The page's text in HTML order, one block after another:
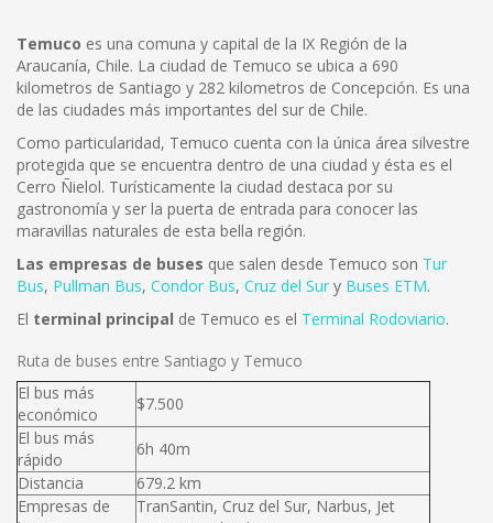
Temuco es una comuna y capital de la IX Región de la
Araucanía, Chile. La ciudad de Temuco se ubica a 690
kilometros de Santiago y 282 kilometros de Concepción. Es una
de las ciudades más importantes del sur de Chile.
Como particularidad, Temuco cuenta con la única área silvestre
protegida que se encuentra dentro de una ciudad y ésta es el
Cerro Ñielol. Turísticamente la ciudad destaca por su
gastronomía y ser la puerta de entrada para conocer las
maravillas naturales de esta bella región.
Las empresas de buses que salen desde Temuco son Tur
Bus, Pullman Bus, Condor Bus, Cruz del Sur y Buses ETM.
El terminal principal de Temuco es el Terminal Rodoviario.
Ruta de buses entre Santiago y Temuco
El bus más
económico
$7.500
El bus más
rápido
6h 40m
Distancia
679.2 km
Empresas de
TranSantin, Cruz del Sur, Narbus, Jet